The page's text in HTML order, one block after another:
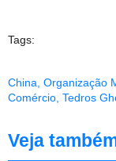
Tags:
China Organização
Comércio Tedros
Veja